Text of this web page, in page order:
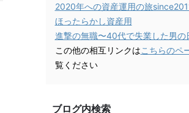
2020年への資産運用の旅
ほったらかし資産用
進撃の無職〜40代で失業した男の
この他の相互リンクはこちらのペ
覧ください
ブログ内検索